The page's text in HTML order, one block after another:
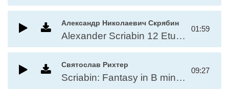
Александр Николаевич Скрябин
Alexander Scriabin 12 Etudes, Op.19 - No.12 in D#
01:59
Святослав Рихтер
Scriabin: Fantasy in B minor, Op. 28
09:27